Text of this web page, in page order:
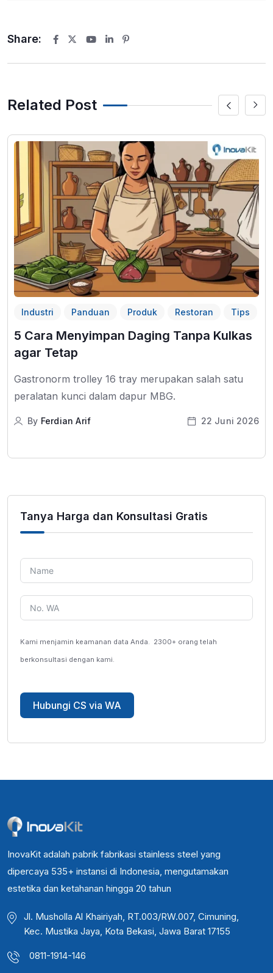
Share:
Youtube
LinkedIn
Related Post
Industri Panduan Produk Restoran Tips
5 Cara Menyimpan Daging Tanpa Kulkas
agar Tetap
Gastronorm trolley 16 tray merupakan salah satu
peralatan kunci dalam dapur MBG.
By Ferdian Arif 22 Juni 2026
Tanya Harga dan Konsultasi Gratis
Kami menjamin keamanan data Anda. 2300+ orang telah
berkonsultasi dengan kami.
Hubungi CS via WA
InovaKit adalah pabrik fabrikasi stainless steel yang
dipercaya 535+ instansi di Indonesia, mengutamakan
estetika dan ketahanan hingga 20 tahun
Jl. Musholla Al Khairiyah, RT.003/RW.007, Cimuning,
Kec. Mustika Jaya, Kota Bekasi, Jawa Barat 17155
0811-1914-146